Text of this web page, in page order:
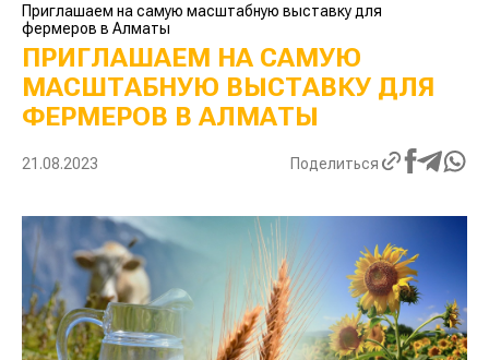
Приглашаем на самую масштабную выставку для
фермеров в Алматы
ПРИГЛАШАЕМ НА САМУЮ
МАСШТАБНУЮ ВЫСТАВКУ ДЛЯ
ФЕРМЕРОВ В АЛМАТЫ
21.08.2023 Поделиться